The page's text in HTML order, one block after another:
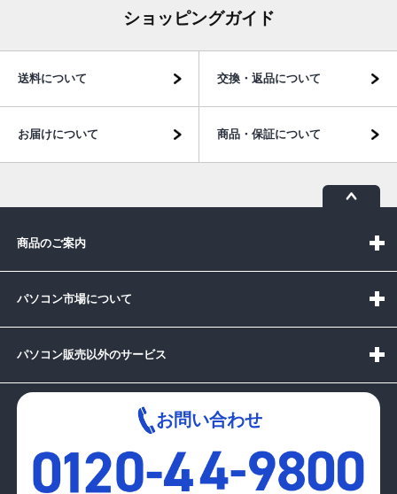
ショッピングガイド
送料について 交換・返品について
お届けについて 商品・保証について
商品のご案内
パソコン市場について
パソコン販売以外のサービス
お問い合わせ